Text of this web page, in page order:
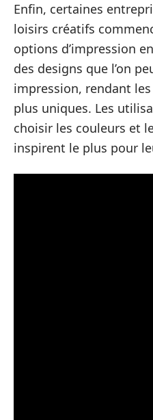
Enfin, certaines
loisirs créatifs
options d’impression
des designs que l’on
impression, rendant
plus uniques. Les
choisir les couleurs et
inspirent le plus pour